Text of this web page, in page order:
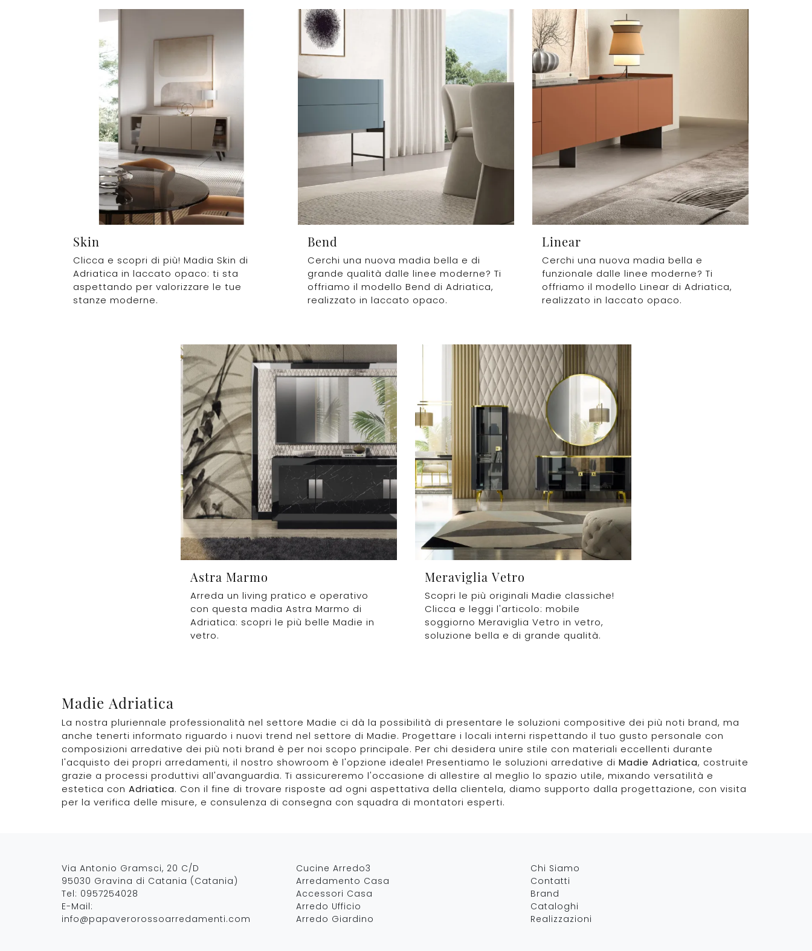
Skin
Clicca e scopri di più! Madia Skin di
Adriatica in laccato opaco: ti sta
aspettando per valorizzare le tue
stanze moderne.
Bend
Cerchi una nuova madia bella e di
grande qualità dalle linee moderne? Ti
offriamo il modello Bend di Adriatica,
realizzato in laccato opaco.
Linear
Cerchi una nuova madia bella e
funzionale dalle linee moderne? Ti
offriamo il modello Linear di Adriatica,
realizzato in laccato opaco.
Astra Marmo
Arreda un living pratico e operativo
con questa madia Astra Marmo di
Adriatica: scopri le più belle Madie in
vetro.
Meraviglia Vetro
Scopri le più originali Madie classiche!
Clicca e leggi l'articolo: mobile
soggiorno Meraviglia Vetro in vetro,
soluzione bella e di grande qualità.
Madie Adriatica
La nostra pluriennale professionalità nel settore Madie ci dà la possibilità di presentare le soluzioni compositive dei più noti brand, ma
anche tenerti informato riguardo i nuovi trend nel settore di Madie. Progettare i locali interni rispettando il tuo gusto personale con
composizioni arredative dei più noti brand è per noi scopo principale. Per chi desidera unire stile con materiali eccellenti durante
l'acquisto dei propri arredamenti, il nostro showroom è l'opzione ideale! Presentiamo le soluzioni arredative di Madie Adriatica, costruite
grazie a processi produttivi all'avanguardia. Ti assicureremo l'occasione di allestire al meglio lo spazio utile, mixando versatilità e
estetica con Adriatica. Con il fine di trovare risposte ad ogni aspettativa della clientela, diamo supporto dalla progettazione, con visita
per la verifica delle misure, e consulenza di consegna con squadra di montatori esperti.
Via Antonio Gramsci, 20 C/D
95030 Gravina di Catania (Catania)
Tel: 0957254028
E-Mail:
info@papaverorossoarredamenti.com
Cucine Arredo3
Arredamento Casa
Accessori Casa
Arredo Ufficio
Arredo Giardino
Chi Siamo
Contatti
Brand
Cataloghi
Realizzazioni